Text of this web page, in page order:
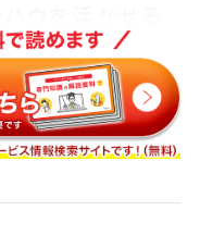
場合、業務効率
約期間や労働法